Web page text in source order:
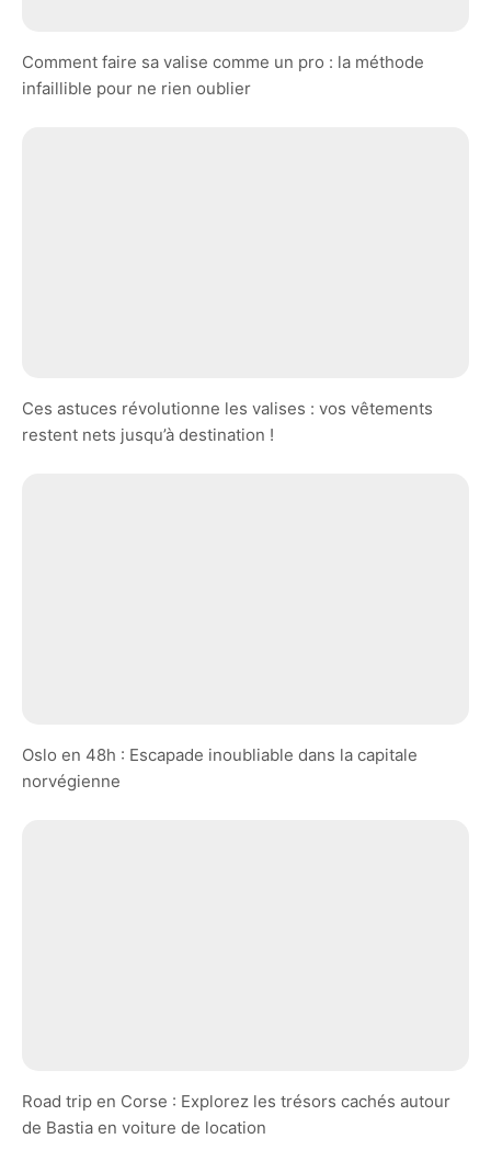
Comment faire sa valise comme un pro : la méthode
infaillible pour ne rien oublier
Ces astuces révolutionne les valises : vos vêtements
restent nets jusqu’à destination !
Oslo en 48h : Escapade inoubliable dans la capitale
norvégienne
Road trip en Corse : Explorez les trésors cachés autour
de Bastia en voiture de location